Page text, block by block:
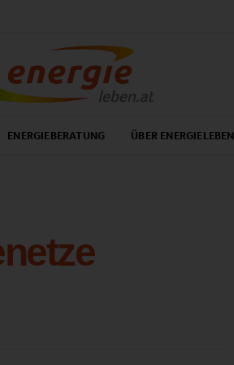
ENERGIEBERATUNG ÜBER ENERGIELEBEN